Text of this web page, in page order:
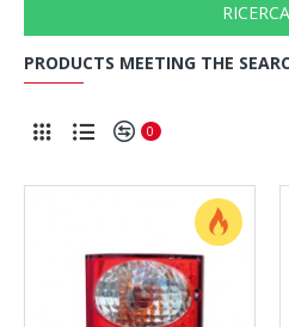
RICERCA
PRODUCTS MEETING THE
0